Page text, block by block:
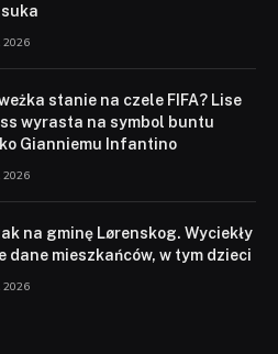
2026
stanie na czele FIFA? Lise
wyrasta na symbol buntu
Gianniemu Infantino
2026
na gminę Lørenskog. Wyciekły
dane mieszkańców, w tym dzieci
2026